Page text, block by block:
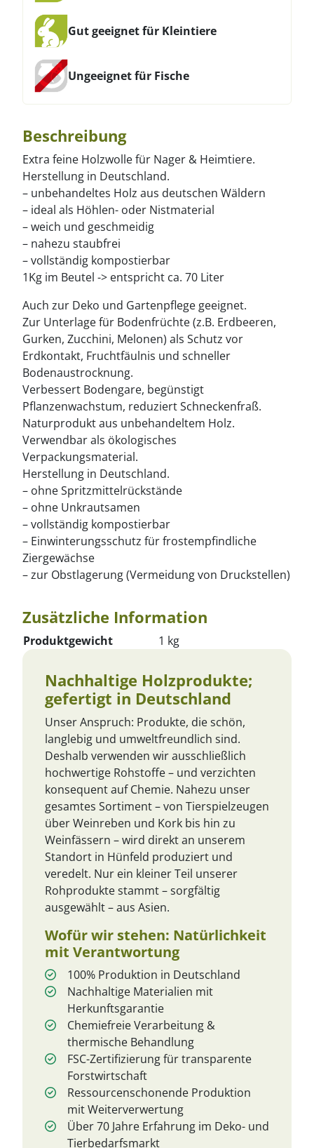
Gut geeignet für Kleintiere
Ungeeignet für Fische
Beschreibung
Extra feine Holzwolle für Nager & Heimtiere.
Herstellung in Deutschland.
– unbehandeltes Holz aus deutschen Wäldern
– ideal als Höhlen- oder Nistmaterial
– weich und geschmeidig
– nahezu staubfrei
– vollständig kompostierbar
1Kg im Beutel -> entspricht ca. 70 Liter
Auch zur Deko und Gartenpflege geeignet.
Zur Unterlage für Bodenfrüchte (z.B. Erdbeeren,
Gurken, Zucchini, Melonen) als Schutz vor
Erdkontakt, Fruchtfäulnis und schneller
Bodenaustrocknung.
Verbessert Bodengare, begünstigt
Pflanzenwachstum, reduziert Schneckenfraß.
Naturprodukt aus unbehandeltem Holz.
Verwendbar als ökologisches
Verpackungsmaterial.
Herstellung in Deutschland.
– ohne Spritzmittelrückstände
– ohne Unkrautsamen
– vollständig kompostierbar
– Einwinterungsschutz für frostempfindliche
Ziergewächse
– zur Obstlagerung (Vermeidung von Druckstellen)
Zusätzliche Information
Produktgewicht 1 kg
Nachhaltige Holzprodukte;
gefertigt in Deutschland
Unser Anspruch: Produkte, die schön,
langlebig und umweltfreundlich sind.
Deshalb verwenden wir ausschließlich
hochwertige Rohstoffe – und verzichten
konsequent auf Chemie. Nahezu unser
gesamtes Sortiment – von Tierspielzeugen
über Weinreben und Kork bis hin zu
Weinfässern – wird direkt an unserem
Standort in Hünfeld produziert und
veredelt. Nur ein kleiner Teil unserer
Rohprodukte stammt – sorgfältig
ausgewählt – aus Asien.
Wofür wir stehen: Natürlichkeit
mit Verantwortung
100% Produktion in Deutschland
Nachhaltige Materialien mit
Herkunftsgarantie
Chemiefreie Verarbeitung &
thermische Behandlung
FSC-Zertifizierung für transparente
Forstwirtschaft
Ressourcenschonende Produktion
mit Weiterverwertung
Über 70 Jahre Erfahrung im Deko- und
Tierbedarfsmarkt